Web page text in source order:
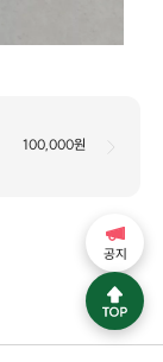
100,000원
공지